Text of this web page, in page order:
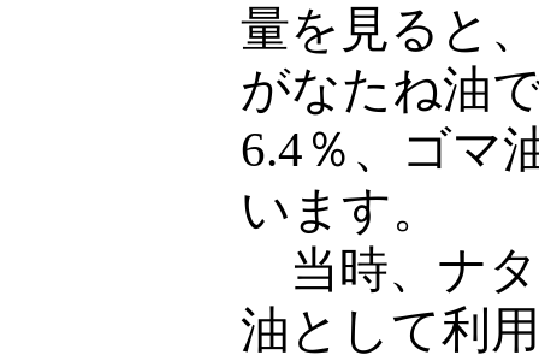
量を見ると
がなたね油
6.4 ％、ゴマ
います。
当時、ナ
油として利